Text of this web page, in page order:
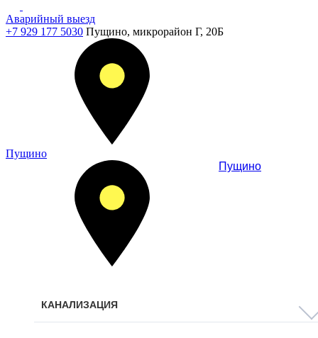
Аварийный выезд
+7 929 177 5030 Пущино, микрорайон Г, 20Б
Пущино
Пущино
КАНАЛИЗАЦИЯ